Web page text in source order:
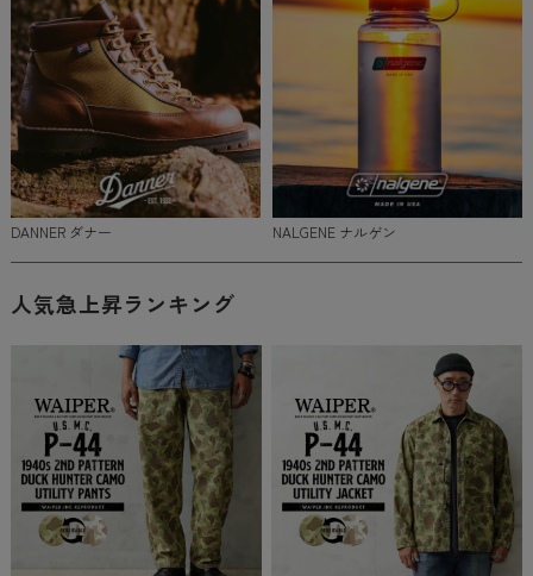
DANNER ダナー NALGENE ナルゲン
人気急上昇ランキング